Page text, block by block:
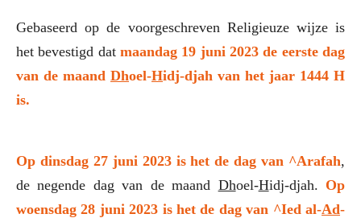
Gebaseerd op de voorgeschreven Religieuze wijze is
het bevestigd dat maandag 19 juni 2023 de eerste dag
van de maand Dhoel-Hidj-djah van het jaar 1444 H
is.
Op dinsdag 27 juni 2023 is het de dag van ^Arafah,
de negende dag van de maand Dhoel-Hidj-djah. Op
woensdag 28 juni 2023 is het de dag van ^Ied al-Ad-